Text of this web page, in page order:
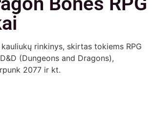
rinkinys, skirtas tokiems RPG
(Dungeons and Dragons),
2077 ir kt.